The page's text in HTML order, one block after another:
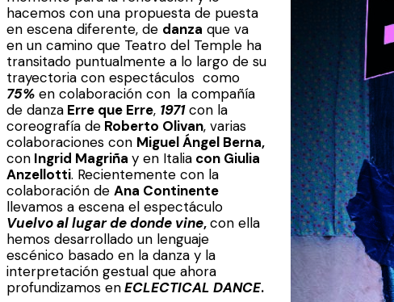
hacemos con una propuesta de puesta
en escena diferente, de danza que va
en un camino que Teatro del Temple ha
transitado puntualmente a lo largo de su
trayectoria con espectáculos como
75% en colaboración con la compañía
de danza Erre que Erre, 1971con la
coreografía de Roberto Olivan, varias
colaboraciones con Miguel Ángel Berna,
con Ingrid Magriña y en Italia con Giulia
Anzellotti. Recientemente con la
colaboración de Ana Continente
llevamos a escena el espectáculo
Vuelvo al lugar de donde vine,con ella
hemos desarrollado un lenguaje
escénico basado en la danza y la
interpretación gestual que ahora
profundizamos enECLECTICAL DANCE.